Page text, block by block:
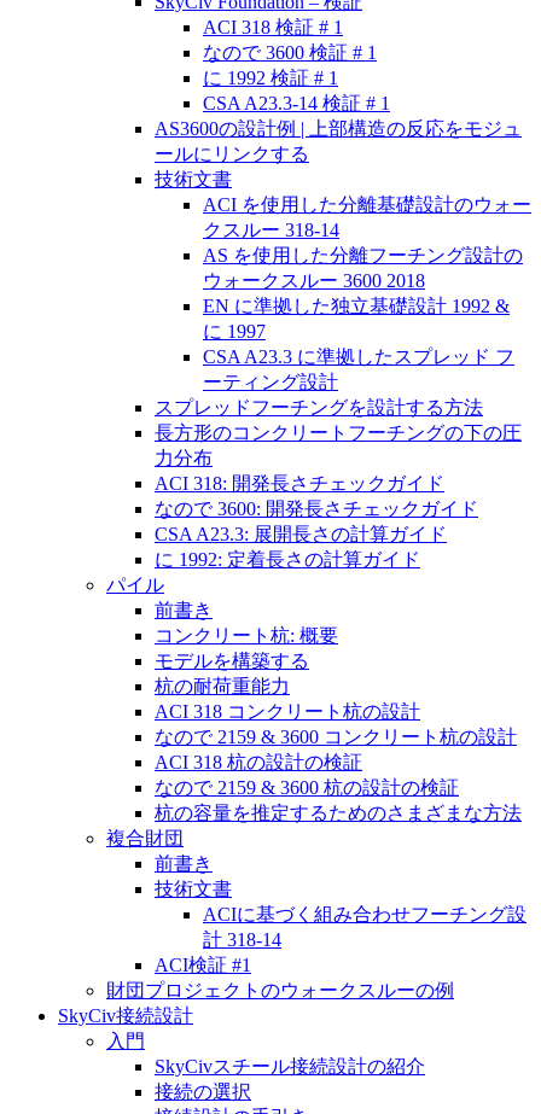
ACI 318 検証 # 1
なので 3600 検証 # 1
に 1992 検証 # 1
CSA A23.3-14 検証 # 1
AS3600の設計例 | 上部構造の反応をモジュ
ールにリンクする
技術文書
ACI を使用した分離基礎設計のウォー
クスルー 318-14
AS を使用した分離フーチング設計の
ウォークスルー 3600 2018
EN に準拠した独立基礎設計 1992 &
に 1997
CSA A23.3 に準拠したスプレッド フ
ーティング設計
スプレッドフーチングを設計する方法
長方形のコンクリートフーチングの下の圧
力分布
ACI 318: 開発長さチェックガイド
なので 3600: 開発長さチェックガイド
CSA A23.3: 展開長さの計算ガイド
に 1992: 定着長さの計算ガイド
パイル
前書き
コンクリート杭: 概要
モデルを構築する
杭の耐荷重能力
ACI 318 コンクリート杭の設計
なので 2159 & 3600 コンクリート杭の設計
ACI 318 杭の設計の検証
なので 2159 & 3600 杭の設計の検証
杭の容量を推定するためのさまざまな方法
複合財団
前書き
技術文書
ACIに基づく組み合わせフーチング設
計 318-14
ACI検証 #1
財団プロジェクトのウォークスルーの例
SkyCiv接続設計
入門
SkyCivスチール接続設計の紹介
接続の選択